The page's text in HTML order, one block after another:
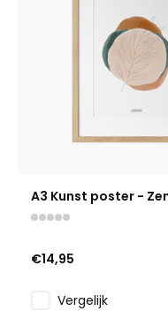
A3 Kunst poster -
€14,95
Vergelijk